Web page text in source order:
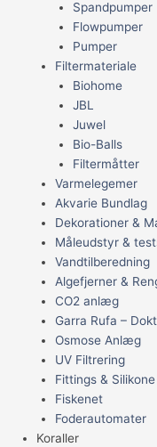
Spandpumper
Flowpumper
Pumper
Filtermateriale
Biohome
JBL
Juwel
Bio-Balls
Filtermåtter
Varmelegemer
Akvarie Bundlag
Dekorationer &
Måleudstyr &
Vandtilberedning
Algefjerner &
CO2 anlæg
Garra Rufa –
Osmose Anlæg
UV Filtrering
Fittings & Silikone
Fiskenet
Foderautomater
Koraller